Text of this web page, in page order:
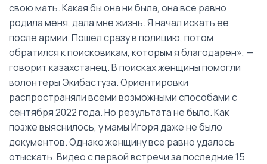
свою мать. Какая бы она ни была, она все равно
родила меня, дала мне жизнь. Я начал искать ее
после армии. Пошел сразу в полицию, потом
обратился к поисковикам, которым я благодарен», —
говорит казахстанец. В поисках женщины помогли
волонтеры Экибастуза. Ориентировки
распространяли всеми возможными способами с
сентября 2022 года. Но результата не было. Как
позже выяснилось, у мамы Игоря даже не было
документов. Однако женщину все равно удалось
отыскать. Видео с первой встречи за последние 15